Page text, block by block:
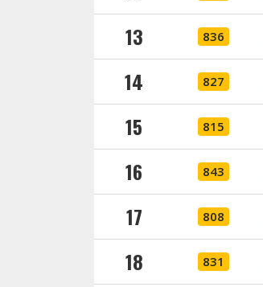
13 836
14 827
15 815
16 843
17 808
18 831